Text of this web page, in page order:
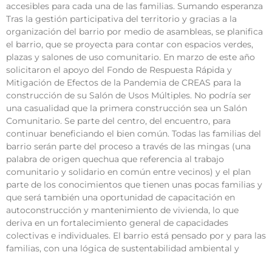
accesibles para cada una de las familias. Sumando esperanza
Tras la gestión participativa del territorio y gracias a la
organización del barrio por medio de asambleas, se planifica
el barrio, que se proyecta para contar con espacios verdes,
plazas y salones de uso comunitario. En marzo de este año
solicitaron el apoyo del Fondo de Respuesta Rápida y
Mitigación de Efectos de la Pandemia de CREAS para la
construcción de su Salón de Usos Múltiples. No podría ser
una casualidad que la primera construcción sea un Salón
Comunitario. Se parte del centro, del encuentro, para
continuar beneficiando el bien común. Todas las familias del
barrio serán parte del proceso a través de las mingas (una
palabra de origen quechua que referencia al trabajo
comunitario y solidario en común entre vecinos) y el plan
parte de los conocimientos que tienen unas pocas familias y
que será también una oportunidad de capacitación en
autoconstrucción y mantenimiento de vivienda, lo que
deriva en un fortalecimiento general de capacidades
colectivas e individuales. El barrio está pensado por y para las
familias, con una lógica de sustentabilidad ambiental y